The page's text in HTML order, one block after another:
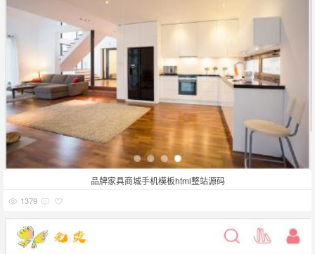
品牌家具商城手机模板html整站源码
1379